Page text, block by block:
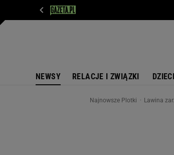
NEWSY RELACJE I ZWIĄZKI DZIECI
Najnowsze Plotki Lawina